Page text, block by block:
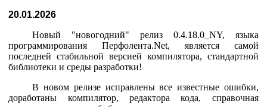
20.01.2026
Новый "новогодний" релиз 0.4.18.0_NY, языка
программирования Перфолента.Net, является самой
последней стабильной версией компилятора, стандартной
библиотеки и среды разработки!
В новом релизе исправлены все известные ошибки,
доработаны компилятор, редактора кода, справочная